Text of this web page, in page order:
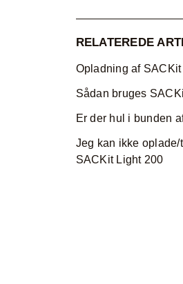
RELATEREDE
Opladning af
Sådan bruges
Er der hul i bunden
Jeg kan ikke
SACKit Light 200